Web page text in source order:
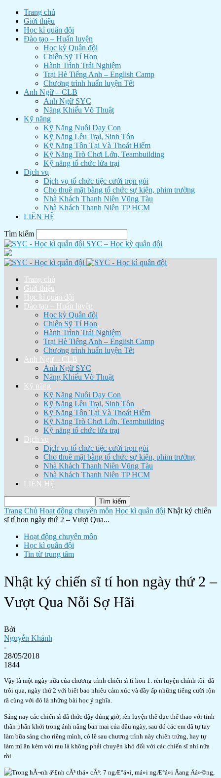
Trang chủ
Giới thiệu
Học kì quân đội
Đào tạo – Huấn luyện
Học kỳ Quân đội
Chiến Sỹ Tí Hon
Hành Trình Trải Nghiệm
Trại Hè Tiếng Anh – English Camp
Chương trình huấn luyện Tết
Anh Ngữ – CLB
Anh Ngữ SYC
Năng Khiếu Võ Thuật
Kỹ năng
Kỹ Năng Nuôi Dạy Con
Kỹ Năng Lều Trại, Sinh Tồn
Kỹ Năng Tồn Tại Và Thoát Hiểm
Kỹ Năng Trò Chơi Lớn, Teambuilding
Kỹ năng tổ chức lửa trại
Dịch vụ
Dịch vụ tổ chức tiệc cưới trọn gói
Cho thuê mặt bằng tổ chức sự kiện, phim trường
Nhà Khách Thanh Niên Vũng Tàu
Nhà Khách Thanh Niên TP HCM
LIÊN HỆ
Tìm kiếm
SYC – Học kỳ quân đội
Trang chủ
Giới thiệu
Học kì quân đội
Đào tạo – Huấn luyện
Học kỳ Quân đội
Chiến Sỹ Tí Hon
Hành Trình Trải Nghiệm
Trại Hè Tiếng Anh – English Camp
Chương trình huấn luyện Tết
Anh Ngữ – CLB
Anh Ngữ SYC
Năng Khiếu Võ Thuật
Kỹ năng
Kỹ Năng Nuôi Dạy Con
Kỹ Năng Lều Trại, Sinh Tồn
Kỹ Năng Tồn Tại Và Thoát Hiểm
Kỹ Năng Trò Chơi Lớn, Teambuilding
Kỹ năng tổ chức lửa trại
Dịch vụ
Dịch vụ tổ chức tiệc cưới trọn gói
Cho thuê mặt bằng tổ chức sự kiện, phim trường
Nhà Khách Thanh Niên Vũng Tàu
Nhà Khách Thanh Niên TP HCM
LIÊN HỆ
Trang Chủ Hoạt động chuyên môn Học kì quân đội Nhật ký chiến
sĩ tí hon ngày thứ 2 – Vượt Qua...
Hoạt động chuyên môn
Học kì quân đội
Tin từ trung tâm
Nhật ký chiến sĩ tí hon ngày thứ 2 –
Vượt Qua Nỗi Sợ Hãi
Bởi
Nguyễn Khánh
-
28/05/2018
1844
Vậy là một ngày nữa của chương trình chiến sĩ tí hon 1: rèn luyện chính tôi đã
trôi qua, ngày thứ 2 với biết bao nhiêu cảm xúc và đầy ấp những tiếng cười rộn
rã cùng với đó là những bài học ý nghĩa.
Sáng nay các chiến sĩ đã thức dậy đúng giờ, rèn luyện thể dục thể thao với tinh
thần phấn khởi trong ánh nắng ban mai của đầu ngày, sau đó các em đã tự tay
làm bữa sáng cho riêng mình, có lẽ sau chương trình này chiên trứng, hay tự
làm mì ăn kèm với rau là không phải chuyện khó đối với các chiến sĩ nhí nữa
rồi.